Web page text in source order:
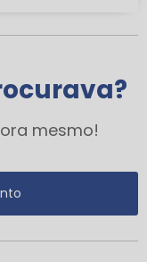
mesmo!